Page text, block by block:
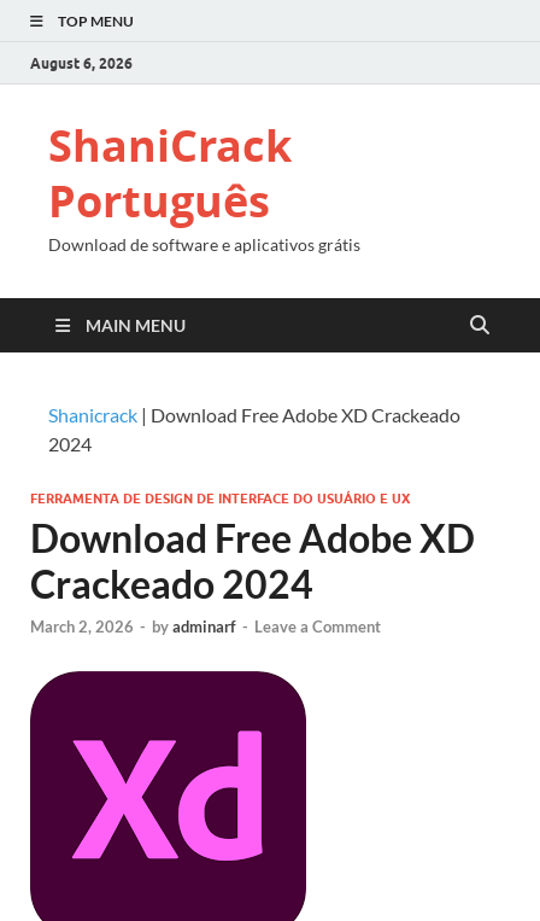
TOP MENU
August 6, 2026
ShaniCrack
Português
Download de software e aplicativos grátis
MAIN MENU
Shanicrack | Download Free Adobe XD Crackeado
2024
FERRAMENTA DE DESIGN DE INTERFACE DO USUÁRIO E UX
Download Free Adobe XD
Crackeado 2024
March 2, 2026 - byadminarf - Leave a Comment